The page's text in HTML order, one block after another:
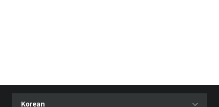
현재 선택된 언어
Korean